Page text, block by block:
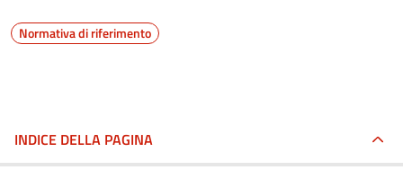
Normativa di riferimento
INDICE DELLA PAGINA